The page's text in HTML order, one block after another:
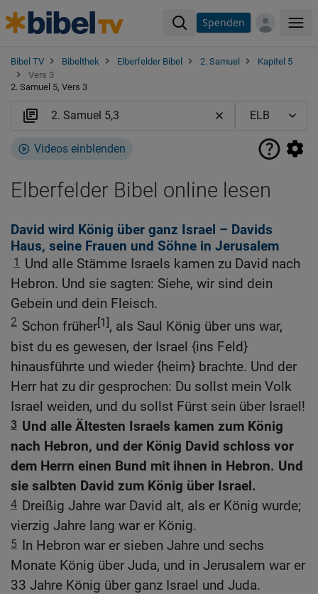
Spenden
Bibel TV Bibelthek Elberfelder Bibel 2. Samuel
Kapitel 5
Vers 3
2. Samuel 5, Vers 3
Videos einblenden
Elberfelder Bibel online lesen
David wird König über ganz Israel – Davids
Haus, seine Frauen und Söhne in Jerusalem
1
Und alle Stämme Israels kamen zu David nach
Hebron. Und sie sagten: Siehe, wir sind dein
Gebein und dein Fleisch.
2 Schon früher[1], als Saul König über uns war,
bist du es gewesen, der Israel {ins Feld}
hinausführte und wieder {heim} brachte. Und der
Herr hat zu dir gesprochen: Du sollst mein Volk
Israel weiden, und du sollst Fürst sein über Israel!
3 Und alle Ältesten Israels kamen zum König
nach Hebron, und der König David schloss vor
dem Herrn einen Bund mit ihnen in Hebron. Und
sie salbten David zum König über Israel.
4 Dreißig Jahre war David alt, als er König wurde;
vierzig Jahre lang war er König.
5 In Hebron war er sieben Jahre und sechs
Monate König über Juda, und in Jerusalem war er
33 Jahre König über ganz Israel und Juda.